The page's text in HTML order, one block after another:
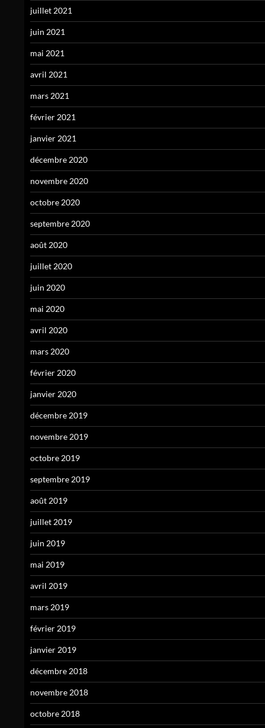
juillet 2021
juin 2021
mai 2021
avril 2021
mars 2021
février 2021
janvier 2021
décembre 2020
novembre 2020
octobre 2020
septembre 2020
août 2020
juillet 2020
juin 2020
mai 2020
avril 2020
mars 2020
février 2020
janvier 2020
décembre 2019
novembre 2019
octobre 2019
septembre 2019
août 2019
juillet 2019
juin 2019
mai 2019
avril 2019
mars 2019
février 2019
janvier 2019
décembre 2018
novembre 2018
octobre 2018